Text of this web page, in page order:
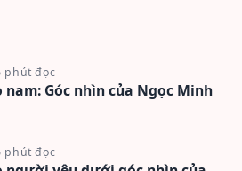
phút đọc
nam: Góc nhìn của Ngọc Minh
phút đọc